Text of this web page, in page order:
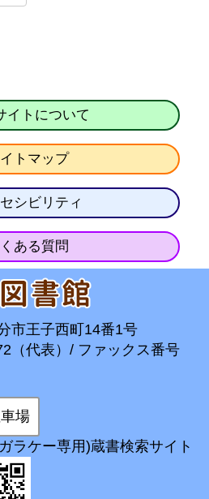
イトについて
トマップ
シビリティ
ある質問
市王子西町14番1号
（代表）/ ファックス番号
場
ラケー専用)蔵書検索サイト